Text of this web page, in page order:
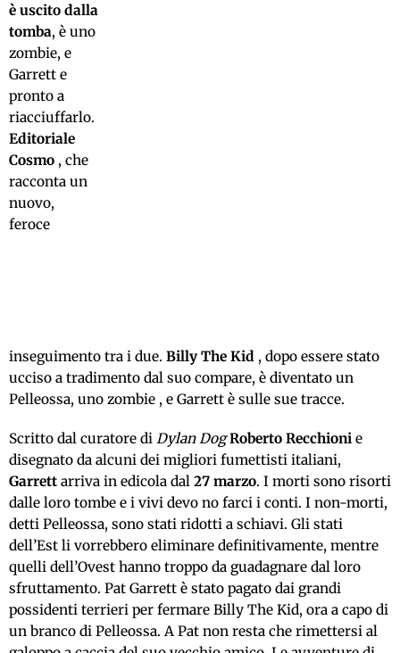
è uscito dalla
tomba, è uno
zombie, e
Garrett e
pronto a
riacciuffarlo.
Editoriale
Cosmo , che
racconta un
nuovo,
feroce
inseguimento tra i due. Billy The Kid , dopo essere stato
ucciso a tradimento dal suo compare, è diventato un
Pelleossa, uno zombie , e Garrett è sulle sue tracce.
Scritto dal curatore di Dylan Dog Roberto Recchioni e
disegnato da alcuni dei migliori fumettisti italiani,
Garrett arriva in edicola dal 27 marzo. I morti sono risorti
dalle loro tombe e i vivi devo no farci i conti. I non-morti,
detti Pelleossa, sono stati ridotti a schiavi. Gli stati
dell’Est li vorrebbero eliminare definitivamente, mentre
quelli dell’Ovest hanno troppo da guadagnare dal loro
sfruttamento. Pat Garrett è stato pagato dai grandi
possidenti terrieri per fermare Billy The Kid, ora a capo di
un branco di Pelleossa. A Pat non resta che rimettersi al